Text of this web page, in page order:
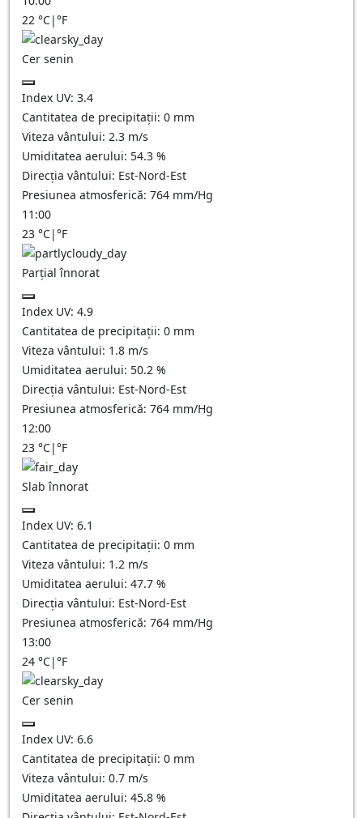
22 °C|°F
Cer senin
Index UV: 3.4
Cantitatea de precipitații: 0 mm
Viteza vântului: 2.3 m/s
Umiditatea aerului: 54.3 %
Direcția vântului: Est-Nord-Est
Presiunea atmosferică: 764 mm/Hg
11:00
23 °C|°F
Parțial înnorat
Index UV: 4.9
Cantitatea de precipitații: 0 mm
Viteza vântului: 1.8 m/s
Umiditatea aerului: 50.2 %
Direcția vântului: Est-Nord-Est
Presiunea atmosferică: 764 mm/Hg
12:00
23 °C|°F
Slab înnorat
Index UV: 6.1
Cantitatea de precipitații: 0 mm
Viteza vântului: 1.2 m/s
Umiditatea aerului: 47.7 %
Direcția vântului: Est-Nord-Est
Presiunea atmosferică: 764 mm/Hg
13:00
24 °C|°F
Cer senin
Index UV: 6.6
Cantitatea de precipitații: 0 mm
Viteza vântului: 0.7 m/s
Umiditatea aerului: 45.8 %